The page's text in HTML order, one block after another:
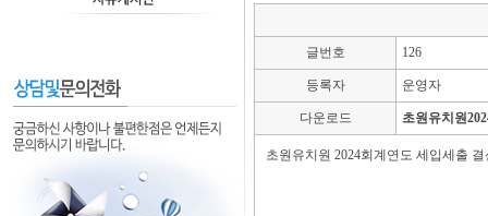
글번호 126
등록자 운영자
다운로드 초원유치원
초원유치원 2024회계연도 세입세출